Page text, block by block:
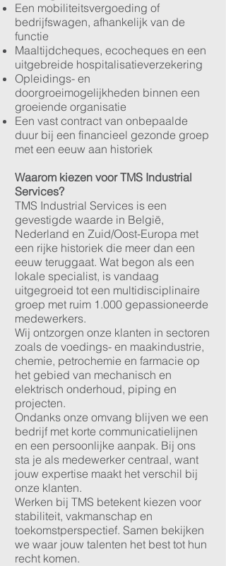
Een mobiliteitsvergoeding of
bedrijfswagen, afhankelijk van de
functie
Maaltijdcheques, ecocheques en een
uitgebreide hospitalisatieverzekering
Opleidings- en
doorgroeimogelijkheden binnen een
groeiende organisatie
Een vast contract van onbepaalde
duur bij een financieel gezonde groep
met een eeuw aan historiek
Waarom kiezen voor TMS Industrial
Services?
TMS Industrial Services is een
gevestigde waarde in België,
Nederland en Zuid/Oost-Europa met
een rijke historiek die meer dan een
eeuw teruggaat. Wat begon als een
lokale specialist, is vandaag
uitgegroeid tot een multidisciplinaire
groep met ruim 1.000 gepassioneerde
medewerkers.
Wij ontzorgen onze klanten in sectoren
zoals de voedings- en maakindustrie,
chemie, petrochemie en farmacie op
het gebied van mechanisch en
elektrisch onderhoud, piping en
projecten.
Ondanks onze omvang blijven we een
bedrijf met korte communicatielijnen
en een persoonlijke aanpak. Bij ons
sta je als medewerker centraal, want
jouw expertise maakt het verschil bij
onze klanten.
Werken bij TMS betekent kiezen voor
stabiliteit, vakmanschap en
toekomstperspectief. Samen bekijken
we waar jouw talenten het best tot hun
recht komen.